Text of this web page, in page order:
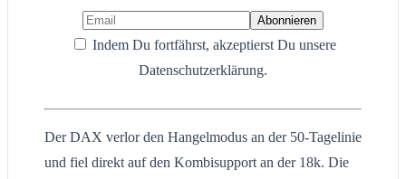
Indem Du fortfährst, akzeptierst Du unsere
Datenschutzerklärung.
Der DAX verlor den Hangelmodus an der 50-Tagelinie
und fiel direkt auf den Kombisupport an der 18k. Die